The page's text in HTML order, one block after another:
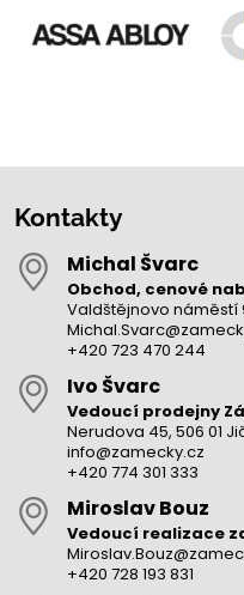
Kontakty
Michal Švarc
Obchod, cenové
Valdštějnovo náměstí
+420 723 470 244
Ivo Švarc
Vedoucí prodejny
Nerudova 45, 506 01
info@zamecky.cz
+420 774 301 333
Miroslav Bouz
Vedoucí realizace
+420 728 193 831